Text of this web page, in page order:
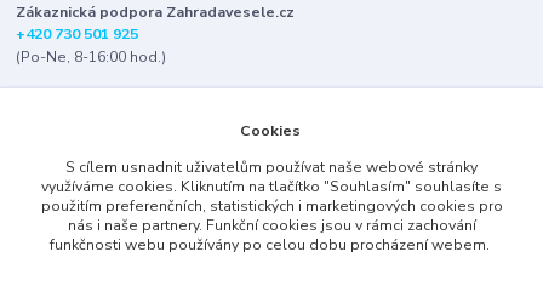
Zákaznická podpora Zahradavesele.cz
+420 730 501 925
(Po-Ne, 8-16:00 hod.)
Cookies
S cílem usnadnit uživatelům používat naše webové stránky
využíváme cookies. Kliknutím na tlačítko "Souhlasím" souhlasíte s
použitím preferenčních, statistických i marketingových cookies pro
nás i naše partnery. Funkční cookies jsou v rámci zachování
funkčnosti webu používány po celou dobu procházení webem.